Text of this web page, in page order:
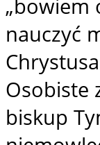
„bowiem
nauczyć
Osobiste
biskup